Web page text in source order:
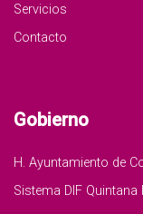
Servicios
Contacto
Gobierno
H. Ayuntamiento de
Sistema DIF Quintana